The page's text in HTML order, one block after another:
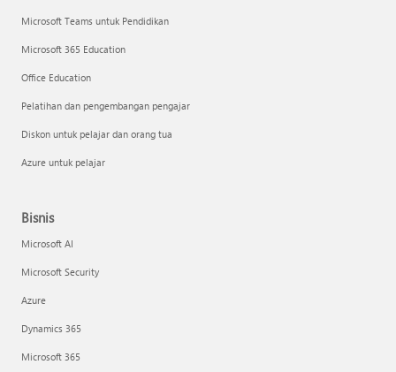
Microsoft Teams untuk Pendidikan
Microsoft 365 Education
Office Education
Pelatihan dan pengembangan pengajar
Diskon untuk pelajar dan orang tua
Azure untuk pelajar
Bisnis
Microsoft AI
Microsoft Security
Azure
Dynamics 365
Microsoft 365